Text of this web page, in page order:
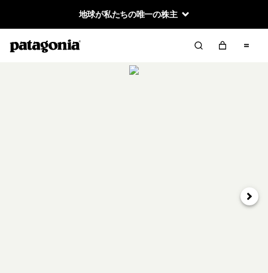
地球が私たちの唯一の株主
次へ